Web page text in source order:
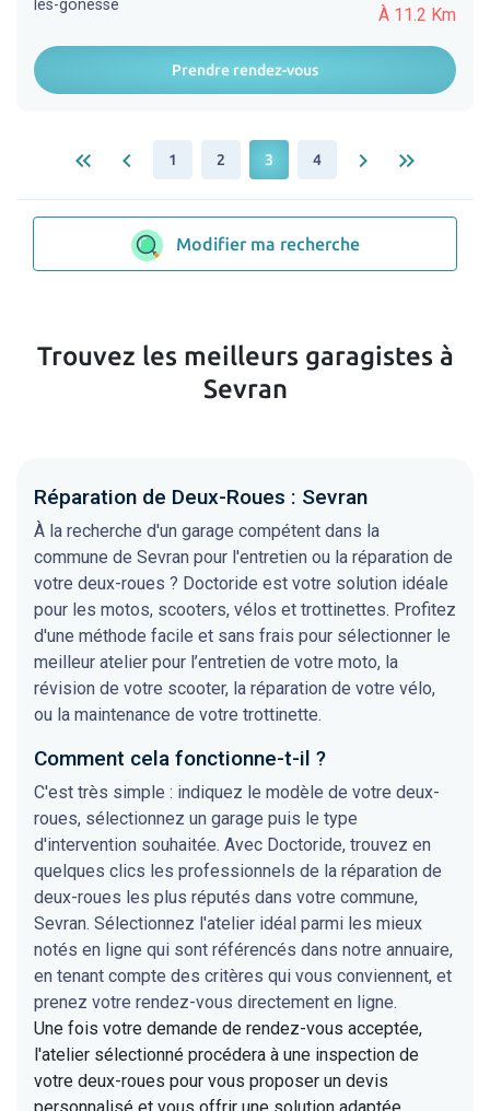
À 11.2 Km
lès-gonesse
Prendre rendez-vous
keyboard_double_arrow_left keyboard_arrow_left 1 2 3 4 keyboard_arrow_right keyboard_double_arrow_right
Modifier ma recherche
Trouvez les meilleurs garagistes à
Sevran
Réparation de Deux-Roues : Sevran
À la recherche d'un garage compétent dans la
commune de Sevran pour l'entretien ou la réparation de
votre deux-roues ? Doctoride est votre solution idéale
pour les motos, scooters, vélos et trottinettes. Profitez
d'une méthode facile et sans frais pour sélectionner le
meilleur atelier pour l’entretien de votre moto, la
révision de votre scooter, la réparation de votre vélo,
ou la maintenance de votre trottinette.
Comment cela fonctionne-t-il ?
C'est très simple : indiquez le modèle de votre deux-
roues, sélectionnez un garage puis le type
d'intervention souhaitée. Avec Doctoride, trouvez en
quelques clics les professionnels de la réparation de
deux-roues les plus réputés dans votre commune,
Sevran. Sélectionnez l'atelier idéal parmi les mieux
notés en ligne qui sont référencés dans notre annuaire,
en tenant compte des critères qui vous conviennent, et
prenez votre rendez-vous directement en ligne.
Une fois votre demande de rendez-vous acceptée,
l'atelier sélectionné procédera à une inspection de
votre deux-roues pour vous proposer un devis